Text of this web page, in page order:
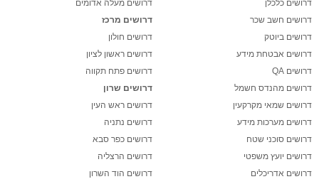
דרושים כלכלן
דרושים חשב שכר
דרושים ביוטק
דרושים אבטחת מידע
דרושים QA
דרושים מהנדס חשמל
דרושים שמאי מקרקעין
דרושים מערכות מידע
דרושים סוכני שטח
דרושים יועץ משפטי
דרושים אדריכלים
דרושים מעלה אדומים
דרושים מרכז
דרושים חולון
דרושים ראשון לציון
דרושים פתח תקווה
דרושים שרון
דרושים ראש העין
דרושים נתניה
דרושים כפר סבא
דרושים הרצליה
דרושים הוד השרון